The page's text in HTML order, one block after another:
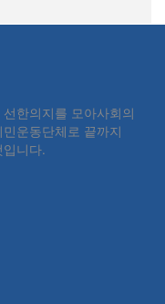
한의지를 모아사회의
운동단체로 끝까지
입니다.